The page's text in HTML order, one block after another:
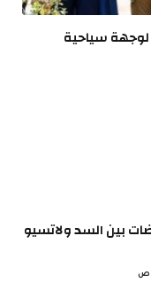
لوجهة سياحية
بين السد ولاتسيو